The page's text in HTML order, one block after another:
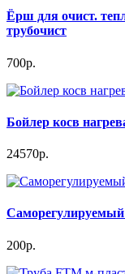
Ёрш для очист.
трубочист
700р.
Бойлер косв
24570р.
Саморегулируемый
200р.